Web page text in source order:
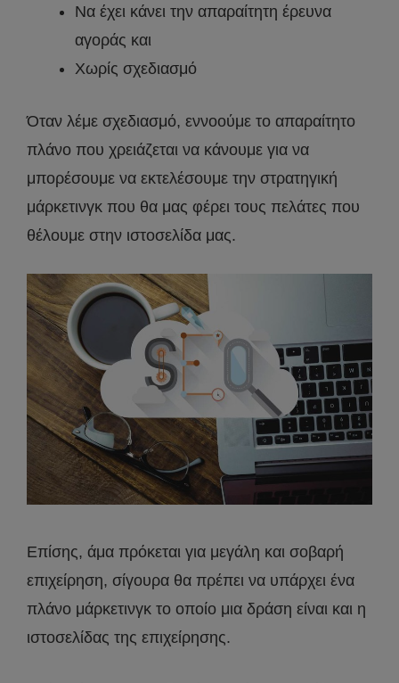
Να έχει κάνει την απαραίτητη έρευνα
αγοράς και
Χωρίς σχεδιασμό
Όταν λέμε σχεδιασμό, εννοούμε το απαραίτητο
πλάνο που χρειάζεται να κάνουμε για να
μπορέσουμε να εκτελέσουμε την στρατηγική
μάρκετινγκ που θα μας φέρει τους πελάτες που
θέλουμε στην ιστοσελίδα μας.
Επίσης, άμα πρόκεται για μεγάλη και σοβαρή
επιχείρηση, σίγουρα θα πρέπει να υπάρχει ένα
πλάνο μάρκετινγκ το οποίο μια δράση είναι και η
ιστοσελίδας της επιχείρησης.